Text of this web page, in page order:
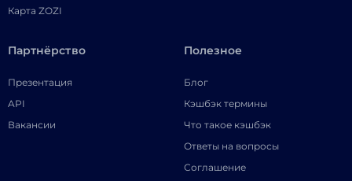
Карта ZOZI
Партнёрство
Презентация
API
Вакансии
Полезное
Блог
Кэшбэк термины
Что такое кэшбэк
Ответы на вопросы
Соглашение